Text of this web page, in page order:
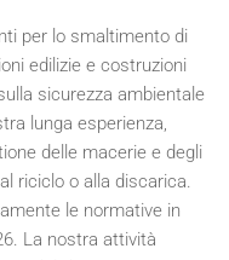
per lo smaltimento di
edilizie e costruzioni
sicurezza ambientale
lunga esperienza,
delle macerie e degli
riciclo o alla discarica.
le normative in
. La nostra attività